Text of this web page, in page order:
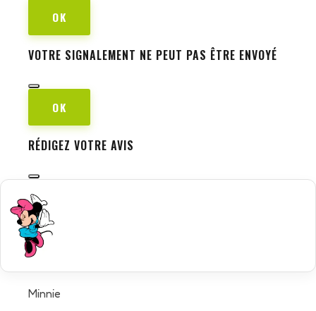
OK
VOTRE SIGNALEMENT NE PEUT PAS ÊTRE ENVOYÉ
OK
RÉDIGEZ VOTRE AVIS
Minnie